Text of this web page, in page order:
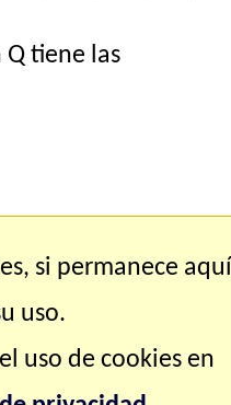
tiene las
b)]·[(c·e, d·f)] ⇒
si permanece aquí
uso.
uso de cookies en